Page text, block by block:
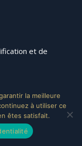
Euronations
la meilleure
à utiliser ce
êtes satisfait.